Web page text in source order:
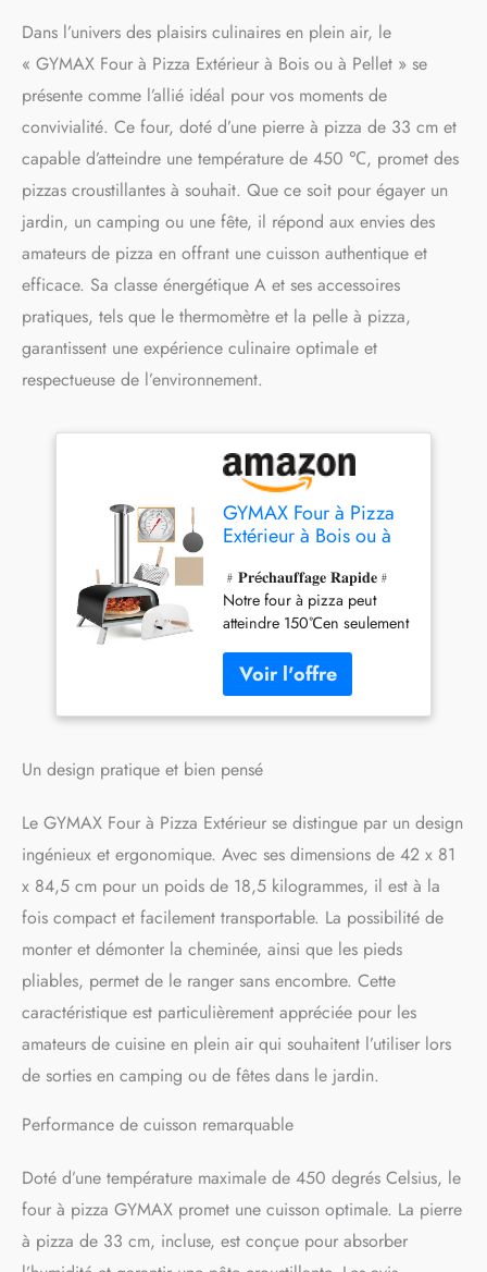
Dans l’univers des plaisirs culinaires en plein air, le
« GYMAX Four à Pizza Extérieur à Bois ou à Pellet » se
présente comme l’allié idéal pour vos moments de
convivialité. Ce four, doté d’une pierre à pizza de 33 cm et
capable d’atteindre une température de 450 ℃, promet des
pizzas croustillantes à souhait. Que ce soit pour égayer un
jardin, un camping ou une fête, il répond aux envies des
amateurs de pizza en offrant une cuisson authentique et
efficace. Sa classe énergétique A et ses accessoires
pratiques, tels que le thermomètre et la pelle à pizza,
garantissent une expérience culinaire optimale et
respectueuse de l’environnement.
GYMAX Four à Pizza
Extérieur à Bois ou à
Thermomètre, Pelle à
Pizza, Pierre à Pizza
de φ33CM,
Température Max. 450
℃, pour Jardin,
Camping, Fête
﹟𝐏𝐫é𝐜𝐡𝐚𝐮𝐟𝐟𝐚𝐠𝐞 𝐑𝐚𝐩𝐢𝐝𝐞﹟
Notre four à pizza peut
atteindre 150℃en seulement
jusqu'à 450℃. Après 30-40
secondes, une délicieuse
pizza sera présentée sur
𝐂𝐨𝐧𝐭𝐫ô𝐥𝐞 𝐚𝐯𝐞𝐜 𝐓𝐡𝐞𝐫𝐦𝐨𝐦è𝐭𝐫𝐞
﹟Four à pizza extérieur ne
pizza, mais aussi être utilisé
pour cuire des steaks, du
poulet, du poisson, des
légumes, des saucisses et
tout ce que vous souhaitez
faire cuire. Et le double
thermomètre intégré vous
permet de surveiller la
température en temps réel
pour contrôler le temps de
cuisson. ﹟𝐂𝐨𝐧𝐬𝐭𝐫𝐮𝐜𝐭𝐢𝐨𝐧
𝐒𝐨𝐥𝐢𝐝𝐞 à 𝟑 𝐂𝐨𝐮𝐜𝐡𝐞𝐬﹟
four à pizza : une coque en
isolante en fibre céramique
et une feuille galvanisée,
garantit une utilisation
durable et une meilleure
conservation de la
Un design pratique et bien pensé
Le GYMAX Four à Pizza Extérieur se distingue par un design
ingénieux et ergonomique. Avec ses dimensions de 42 x 81
x 84,5 cm pour un poids de 18,5 kilogrammes, il est à la
fois compact et facilement transportable. La possibilité de
monter et démonter la cheminée, ainsi que les pieds
pliables, permet de le ranger sans encombre. Cette
caractéristique est particulièrement appréciée pour les
amateurs de cuisine en plein air qui souhaitent l’utiliser lors
de sorties en camping ou de fêtes dans le jardin.
Performance de cuisson remarquable
Doté d’une température maximale de 450 degrés Celsius, le
four à pizza GYMAX promet une cuisson optimale. La pierre
à pizza de 33 cm, incluse, est conçue pour absorber